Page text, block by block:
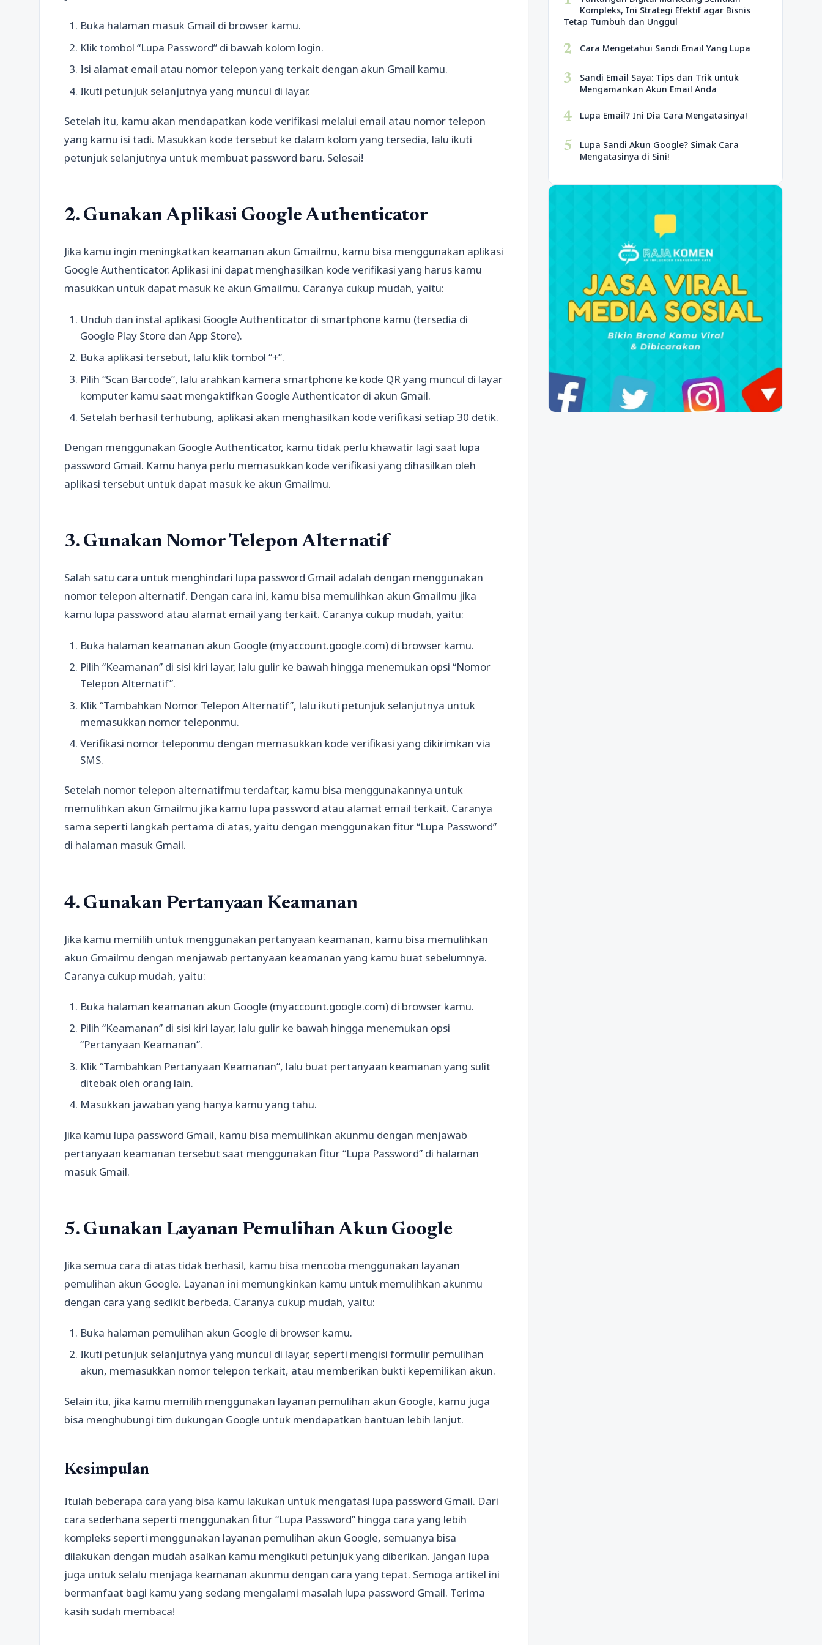
Buka halaman masuk Gmail di browser kamu.
Klik tombol “Lupa Password” di bawah kolom login.
Isi alamat email atau nomor telepon yang terkait dengan akun Gmail kamu.
Ikuti petunjuk selanjutnya yang muncul di layar.
Setelah itu, kamu akan mendapatkan kode verifikasi melalui email atau nomor telepon
yang kamu isi tadi. Masukkan kode tersebut ke dalam kolom yang tersedia, lalu ikuti
petunjuk selanjutnya untuk membuat password baru. Selesai!
2. Gunakan Aplikasi Google Authenticator
Jika kamu ingin meningkatkan keamanan akun Gmailmu, kamu bisa menggunakan aplikasi
Google Authenticator. Aplikasi ini dapat menghasilkan kode verifikasi yang harus kamu
masukkan untuk dapat masuk ke akun Gmailmu. Caranya cukup mudah, yaitu:
Unduh dan instal aplikasi Google Authenticator di smartphone kamu (tersedia di
Google Play Store dan App Store).
Buka aplikasi tersebut, lalu klik tombol “+”.
Pilih “Scan Barcode”, lalu arahkan kamera smartphone ke kode QR yang muncul di layar
komputer kamu saat mengaktifkan Google Authenticator di akun Gmail.
Setelah berhasil terhubung, aplikasi akan menghasilkan kode verifikasi setiap 30 detik.
Dengan menggunakan Google Authenticator, kamu tidak perlu khawatir lagi saat lupa
password Gmail. Kamu hanya perlu memasukkan kode verifikasi yang dihasilkan oleh
aplikasi tersebut untuk dapat masuk ke akun Gmailmu.
3. Gunakan Nomor Telepon Alternatif
Salah satu cara untuk menghindari lupa password Gmail adalah dengan menggunakan
nomor telepon alternatif. Dengan cara ini, kamu bisa memulihkan akun Gmailmu jika
kamu lupa password atau alamat email yang terkait. Caranya cukup mudah, yaitu:
Buka halaman keamanan akun Google (myaccount.google.com) di browser kamu.
Pilih “Keamanan” di sisi kiri layar, lalu gulir ke bawah hingga menemukan opsi “Nomor
Telepon Alternatif”.
Klik “Tambahkan Nomor Telepon Alternatif”, lalu ikuti petunjuk selanjutnya untuk
memasukkan nomor teleponmu.
Verifikasi nomor teleponmu dengan memasukkan kode verifikasi yang dikirimkan via
SMS.
Setelah nomor telepon alternatifmu terdaftar, kamu bisa menggunakannya untuk
memulihkan akun Gmailmu jika kamu lupa password atau alamat email terkait. Caranya
sama seperti langkah pertama di atas, yaitu dengan menggunakan fitur “Lupa Password”
di halaman masuk Gmail.
4. Gunakan Pertanyaan Keamanan
Jika kamu memilih untuk menggunakan pertanyaan keamanan, kamu bisa memulihkan
akun Gmailmu dengan menjawab pertanyaan keamanan yang kamu buat sebelumnya.
Caranya cukup mudah, yaitu:
Buka halaman keamanan akun Google (myaccount.google.com) di browser kamu.
Pilih “Keamanan” di sisi kiri layar, lalu gulir ke bawah hingga menemukan opsi
“Pertanyaan Keamanan”.
Klik “Tambahkan Pertanyaan Keamanan”, lalu buat pertanyaan keamanan yang sulit
ditebak oleh orang lain.
Masukkan jawaban yang hanya kamu yang tahu.
Jika kamu lupa password Gmail, kamu bisa memulihkan akunmu dengan menjawab
pertanyaan keamanan tersebut saat menggunakan fitur “Lupa Password” di halaman
masuk Gmail.
5. Gunakan Layanan Pemulihan Akun Google
Jika semua cara di atas tidak berhasil, kamu bisa mencoba menggunakan layanan
pemulihan akun Google. Layanan ini memungkinkan kamu untuk memulihkan akunmu
dengan cara yang sedikit berbeda. Caranya cukup mudah, yaitu:
Buka halaman pemulihan akun Google di browser kamu.
Ikuti petunjuk selanjutnya yang muncul di layar, seperti mengisi formulir pemulihan
akun, memasukkan nomor telepon terkait, atau memberikan bukti kepemilikan akun.
Selain itu, jika kamu memilih menggunakan layanan pemulihan akun Google, kamu juga
bisa menghubungi tim dukungan Google untuk mendapatkan bantuan lebih lanjut.
Kesimpulan
Itulah beberapa cara yang bisa kamu lakukan untuk mengatasi lupa password Gmail. Dari
cara sederhana seperti menggunakan fitur “Lupa Password” hingga cara yang lebih
kompleks seperti menggunakan layanan pemulihan akun Google, semuanya bisa
dilakukan dengan mudah asalkan kamu mengikuti petunjuk yang diberikan. Jangan lupa
juga untuk selalu menjaga keamanan akunmu dengan cara yang tepat. Semoga artikel ini
bermanfaat bagi kamu yang sedang mengalami masalah lupa password Gmail. Terima
kasih sudah membaca!
Kompleks, Ini Strategi Efektif agar Bisnis
Tetap Tumbuh dan Unggul
2 Cara Mengetahui Sandi Email Yang Lupa
3
Sandi Email Saya: Tips dan Trik untuk
Mengamankan Akun Email Anda
4 Lupa Email? Ini Dia Cara Mengatasinya!
5
Lupa Sandi Akun Google? Simak Cara
Mengatasinya di Sini!